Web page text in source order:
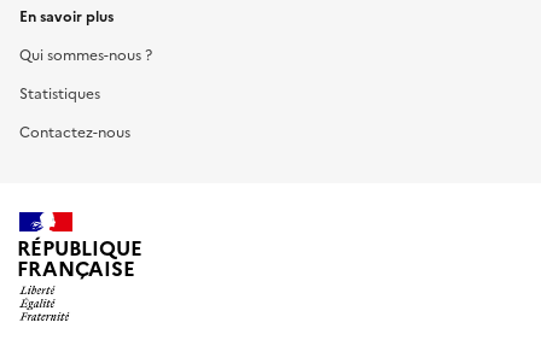
En savoir plus
Qui sommes-nous ?
Statistiques
Contactez-nous
RÉPUBLIQUE
FRANÇAISE